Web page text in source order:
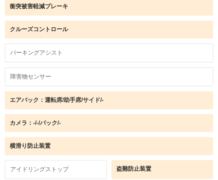
衝突被害軽減ブレーキ
クルーズコントロール
パーキングアシスト
障害物センサー
エアバック：運転席/助手席/サイド/-
カメラ：-/-/バック/-
横滑り防止装置
アイドリングストップ 盗難防止装置